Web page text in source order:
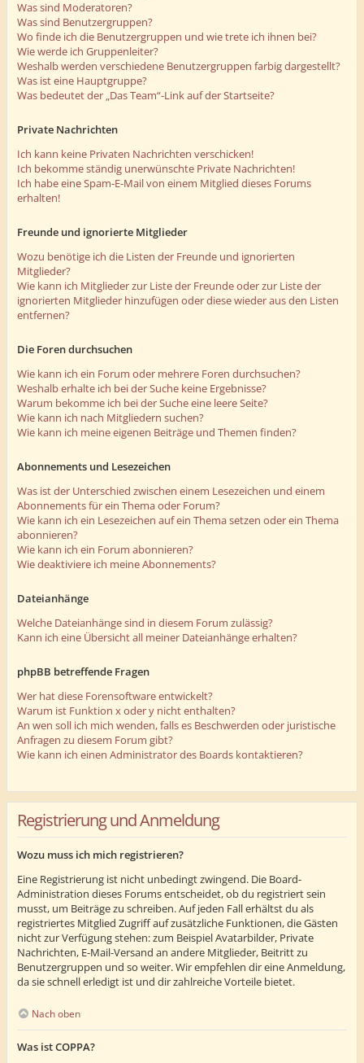
Was sind Moderatoren?
Was sind Benutzergruppen?
Wo finde ich die Benutzergruppen und wie trete ich ihnen bei?
Wie werde ich Gruppenleiter?
Weshalb werden verschiedene Benutzergruppen farbig dargestellt?
Was ist eine Hauptgruppe?
Was bedeutet der „Das Team“-Link auf der Startseite?
Private Nachrichten
Ich kann keine Privaten Nachrichten verschicken!
Ich bekomme ständig unerwünschte Private Nachrichten!
Ich habe eine Spam-E-Mail von einem Mitglied dieses Forums
erhalten!
Freunde und ignorierte Mitglieder
Wozu benötige ich die Listen der Freunde und ignorierten
Mitglieder?
Wie kann ich Mitglieder zur Liste der Freunde oder zur Liste der
ignorierten Mitglieder hinzufügen oder diese wieder aus den Listen
entfernen?
Die Foren durchsuchen
Wie kann ich ein Forum oder mehrere Foren durchsuchen?
Weshalb erhalte ich bei der Suche keine Ergebnisse?
Warum bekomme ich bei der Suche eine leere Seite?
Wie kann ich nach Mitgliedern suchen?
Wie kann ich meine eigenen Beiträge und Themen finden?
Abonnements und Lesezeichen
Was ist der Unterschied zwischen einem Lesezeichen und einem
Abonnements für ein Thema oder Forum?
Wie kann ich ein Lesezeichen auf ein Thema setzen oder ein Thema
abonnieren?
Wie kann ich ein Forum abonnieren?
Wie deaktiviere ich meine Abonnements?
Dateianhänge
Welche Dateianhänge sind in diesem Forum zulässig?
Kann ich eine Übersicht all meiner Dateianhänge erhalten?
phpBB betreffende Fragen
Wer hat diese Forensoftware entwickelt?
Warum ist Funktion x oder y nicht enthalten?
An wen soll ich mich wenden, falls es Beschwerden oder juristische
Anfragen zu diesem Forum gibt?
Wie kann ich einen Administrator des Boards kontaktieren?
Registrierung und Anmeldung
Wozu muss ich mich registrieren?
Eine Registrierung ist nicht unbedingt zwingend. Die Board-
Administration dieses Forums entscheidet, ob du registriert sein
musst, um Beiträge zu schreiben. Auf jeden Fall erhältst du als
registriertes Mitglied Zugriff auf zusätzliche Funktionen, die Gästen
nicht zur Verfügung stehen: zum Beispiel Avatarbilder, Private
Nachrichten, E-Mail-Versand an andere Mitglieder, Beitritt zu
Benutzergruppen und so weiter. Wir empfehlen dir eine Anmeldung,
da sie schnell erledigt ist und dir zahlreiche Vorteile bietet.
Nach oben
Was ist COPPA?